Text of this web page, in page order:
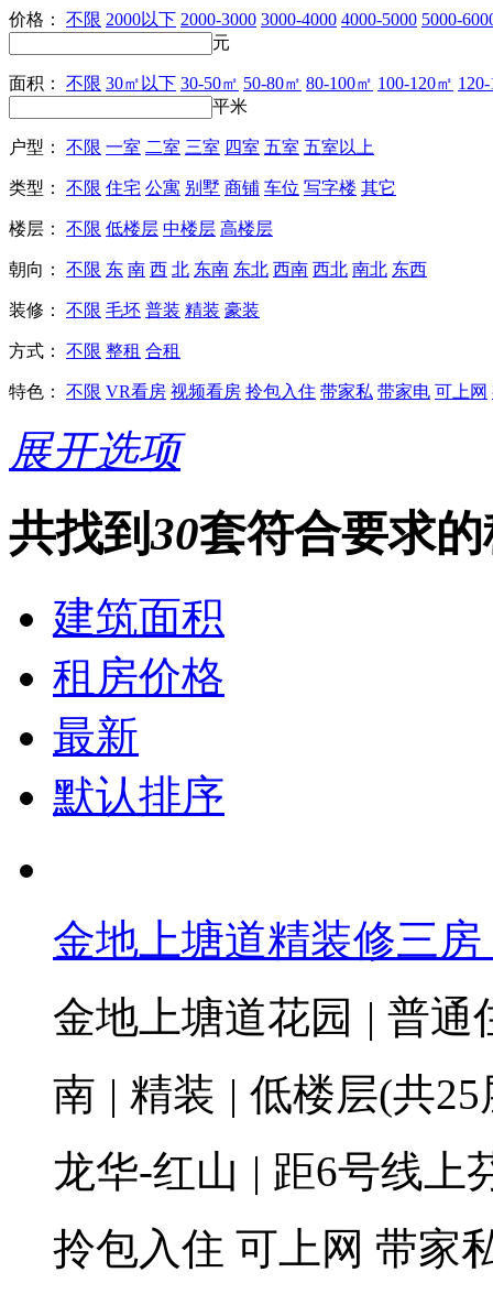
价格： 不限 2000以下 2000-3000 3000-4000 4000-5000 5000-
元
面积： 不限 30㎡以下 30-50㎡ 50-80㎡ 80-100㎡ 100-120㎡
平米
户型： 不限 一室 二室 三室 四室 五室 五室以上
类型： 不限 住宅 公寓 别墅 商铺 车位 写字楼 其它
楼层： 不限 低楼层 中楼层 高楼层
朝向： 不限 东 南 西 北 东南 东北 西南 西北 南北 东西
装修： 不限 毛坯 普装 精装 豪装
方式： 不限 整租 合租
特色： 不限 VR看房 视频看房 拎包入住 带家私 带家电 可上网
展开选项
共找到30套符合要求
建筑面积
租房价格
最新
默认排序
金地上塘道精装修三
金地上塘道花园 | 普通
南 | 精装 | 低楼层(共
龙华-红山 | 距6号线上
拎包入住 可上网 带家